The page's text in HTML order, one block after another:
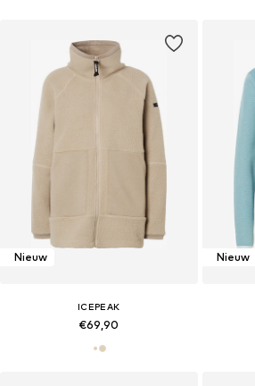
Nieuw
ICEPEAK
€69,90
Nieuw